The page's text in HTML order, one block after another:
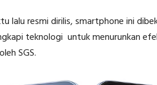
lalu resmi dirilis, smartphone ini
teknologi untuk menurunkan
SGS.